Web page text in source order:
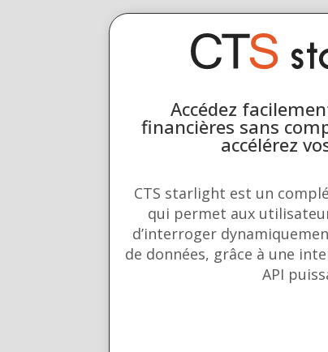
Accédez
financières sans
accélérez
CTS starlight est un
qui permet aux
d’interroger
de données, grâce à une
API